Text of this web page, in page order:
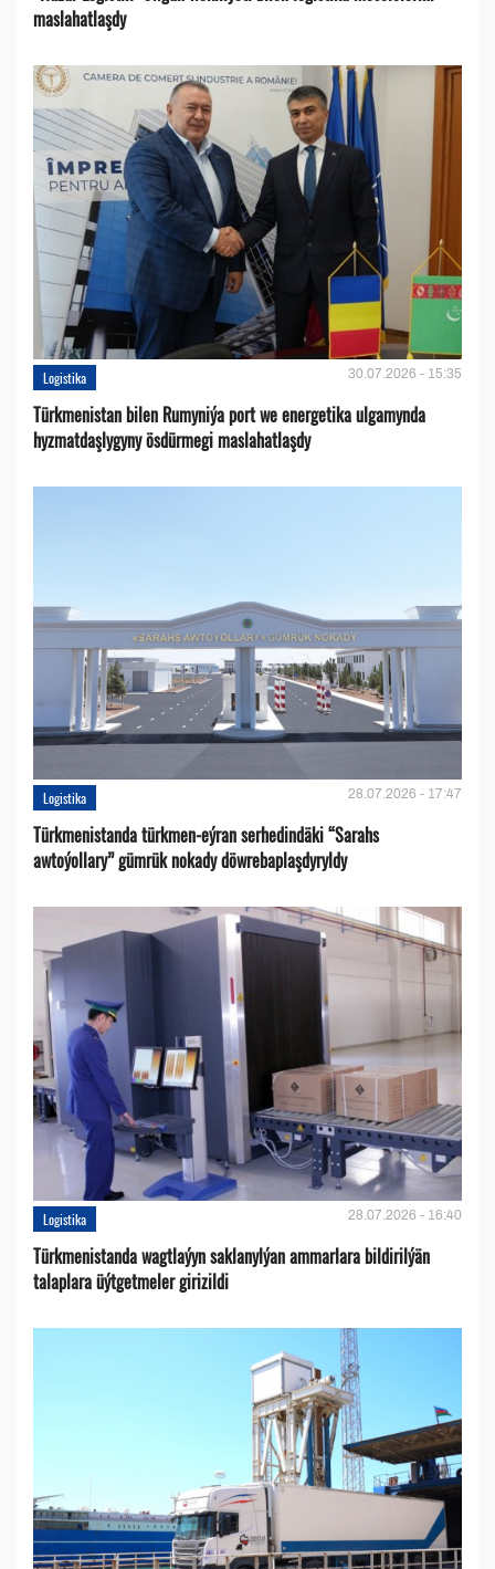
maslahatlaşdy
Logistika 30.07.2026 - 15:35
Türkmenistan bilen Rumyniýa port we energetika ulgamynda
hyzmatdaşlygyny ösdürmegi maslahatlaşdy
Logistika 28.07.2026 - 17:47
Türkmenistanda türkmen-eýran serhedindäki “Sarahs
awtoýollary” gümrük nokady döwrebaplaşdyryldy
Logistika 28.07.2026 - 16:40
Türkmenistanda wagtlaýyn saklanylýan ammarlara bildirilýän
talaplara üýtgetmeler girizildi